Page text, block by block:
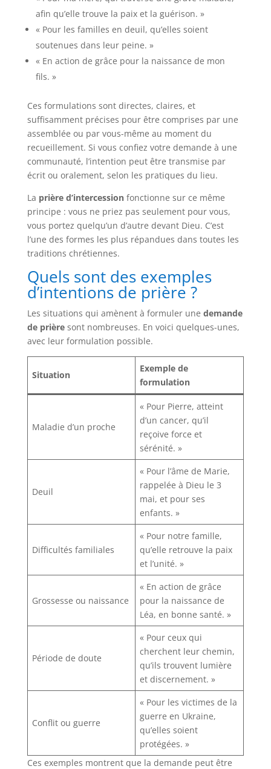
afin qu’elle trouve la paix et la guérison. »
« Pour les familles en deuil, qu’elles soient
soutenues dans leur peine. »
« En action de grâce pour la naissance de mon
fils. »
Ces formulations sont directes, claires, et
suffisamment précises pour être comprises par une
assemblée ou par vous-même au moment du
recueillement. Si vous confiez votre demande à une
communauté, l’intention peut être transmise par
écrit ou oralement, selon les pratiques du lieu.
La prière d’intercessionfonctionne sur ce même
principe : vous ne priez pas seulement pour vous,
vous portez quelqu’un d’autre devant Dieu. C’est
l’une des formes les plus répandues dans toutes les
traditions chrétiennes.
Quels sont des exemples
d’intentions de prière ?
Les situations qui amènent à formuler une demande
de prièresont nombreuses. En voici quelques-unes,
avec leur formulation possible.
Situation
Exemple de
formulation
Maladie d’un proche
« Pour Pierre, atteint
d’un cancer, qu’il
reçoive force et
sérénité. »
Deuil
« Pour l’âme de Marie,
rappelée à Dieu le 3
mai, et pour ses
enfants. »
Difficultés familiales
« Pour notre famille,
qu’elle retrouve la paix
et l’unité. »
Grossesse ou naissance
« En action de grâce
pour la naissance de
Léa, en bonne santé. »
Période de doute
« Pour ceux qui
cherchent leur chemin,
qu’ils trouvent lumière
et discernement. »
Conflit ou guerre
« Pour les victimes de la
guerre en Ukraine,
qu’elles soient
protégées. »
Ces exemples montrent que la demande peut être